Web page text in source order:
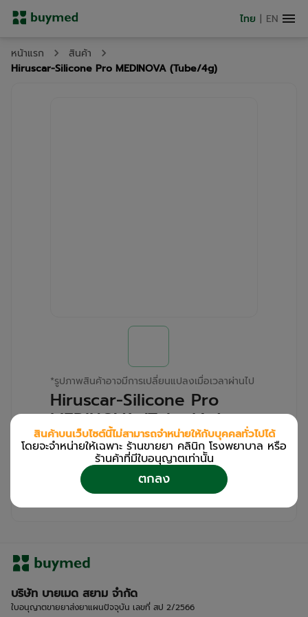
ไทย | EN
หน้าแรก
สินค้า
Hiruscar-Silicone Pro MEDINOVA (Tube/4g)
*รูปภาพสินค้าอาจมีการเปลี่ยนแปลงเมื่อเวลาผ่านไป
Hiruscar-Silicone Pro
MEDINOVA (Tube/4g)
สำหรับลูกค้าเฉพาะร้านขายยา คลินิก และโรง
เข้าสู่ระบบ
ลงทะเบียน
เพื่อดูรายละเอียดเพิ่มเติม
บริษัท บายเมด สยาม จำกัด
ใบอนุญาตขายยาส่งยาแผนปัจจุบัน เลขที่ สป 2/2566
สินค้าบนเว็บไซต์นี้ไม่สามารถจำหน่ายให้กับบุคคลทั่วไปได้
โดยจะจำหน่ายให้เฉพาะ ร้านขายยา คลินิก โรงพยาบาล หรือ
ร้านค้าที่มีใบอนุญาตเท่านััน
ตกลง